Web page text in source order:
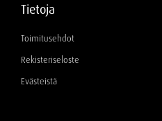
Tietoja
Toimitusehdot
Rekisteriseloste
Evästeistä